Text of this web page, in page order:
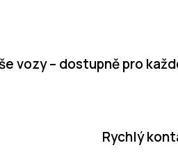
vozy – dostupně pro
Rychlý